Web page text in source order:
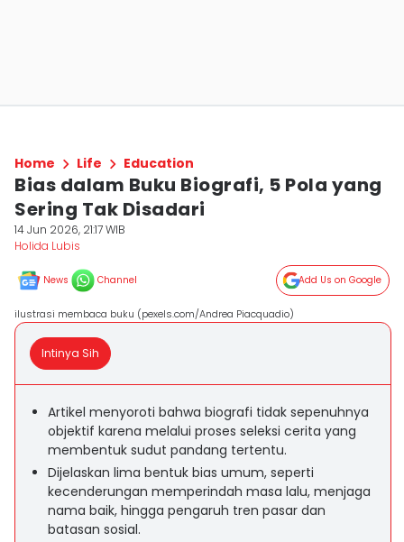
Home Life Education
Bias dalam Buku Biografi, 5 Pola yang
Sering Tak Disadari
14 Jun 2026, 21:17 WIB
Holida Lubis
News Channel Add Us on Google
ilustrasi membaca buku (pexels.com/Andrea Piacquadio)
Intinya Sih
Artikel menyoroti bahwa biografi tidak sepenuhnya
objektif karena melalui proses seleksi cerita yang
membentuk sudut pandang tertentu.
Dijelaskan lima bentuk bias umum, seperti
kecenderungan memperindah masa lalu, menjaga
nama baik, hingga pengaruh tren pasar dan
batasan sosial.